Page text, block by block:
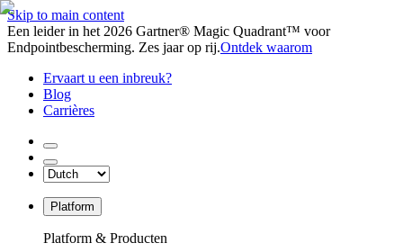
Skip to main content
Een leider in het 2026 Gartner® Magic Quadrant™ voor
Endpointbescherming. Zes jaar op rij.Ontdek waarom
Ervaart u een inbreuk?
Blog
Carrières
Platform
Platform & Producten